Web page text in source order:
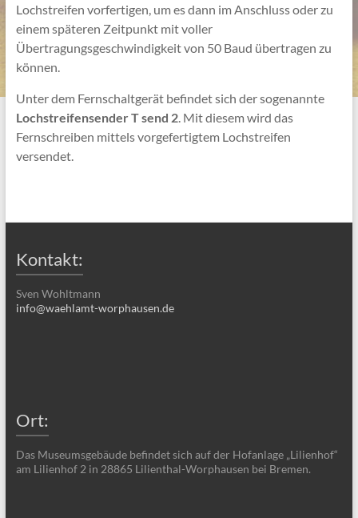
Lochstreifen vorfertigen, um es dann im Anschluss oder zu
einem späteren Zeitpunkt mit voller
Übertragungsgeschwindigkeit von 50 Baud übertragen zu
können.
Unter dem Fernschaltgerät befindet sich der sogenannte
Lochstreifensender T send 2. Mit diesem wird das
Fernschreiben mittels vorgefertigtem Lochstreifen
versendet.
Kontakt:
Sven Wohltmann
info@waehlamt-worphausen.de
Ort:
Das Museumsgebäude befindet sich auf der Hofanlage „Lilienhof“
am Lilienhof 2 in 28865 Lilienthal-Worphausen bei Bremen.